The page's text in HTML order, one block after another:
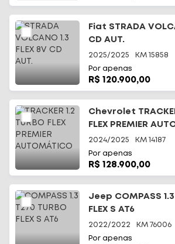
Início
Todos os carros
Telefone
(48) 3113-2010
(48) 99644-0085
Fiat STRADA
CD AUT.
2025/2025 KM 15858
Por apenas
R$ 120.900,00
Chevrolet
FLEX PREMIER
2024/2025 KM 14187
Por apenas
R$ 128.900,00
Jeep COMPASS
FLEX S AT6
2022/2022 KM 76006
Por apenas